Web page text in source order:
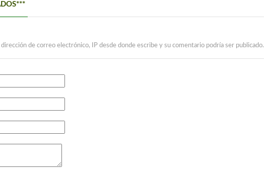
dirección de correo electrónico, IP desde donde escribe y su comentario podría ser publicado.